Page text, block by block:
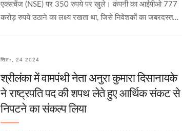
एक्सचेंज (NSE) पर 350 रुपये पर खुले। कंपनी का आईपीओ 777
करोड़ रुपये उठाने का लक्ष्य रखता था, जिसे निवेशकों का जबरदस्त
सित॰, 24 2024
श्रीलंका में वामपंथी नेता अनुरा कुमारा दिसानायके
ने राष्ट्रपति पद की शपथ लेते हुए आर्थिक संकट से
निपटने का संकल्प लिया